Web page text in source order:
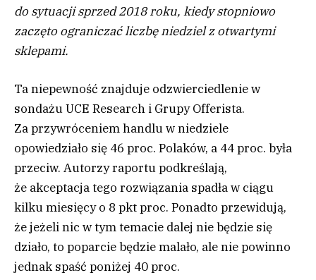
do sytuacji sprzed 2018 roku, kiedy stopniowo
zaczęto ograniczać liczbę niedziel z otwartymi
sklepami.
Ta niepewność znajduje odzwierciedlenie w
sondażu UCE Research i Grupy Offerista.
Za przywróceniem handlu w niedziele
opowiedziało się 46 proc. Polaków, a 44 proc. była
przeciw. Autorzy raportu podkreślają,
że akceptacja tego rozwiązania spadła w ciągu
kilku miesięcy o 8 pkt proc. Ponadto przewidują,
że jeżeli nic w tym temacie dalej nie będzie się
działo, to poparcie będzie malało, ale nie powinno
jednak spaść poniżej 40 proc.